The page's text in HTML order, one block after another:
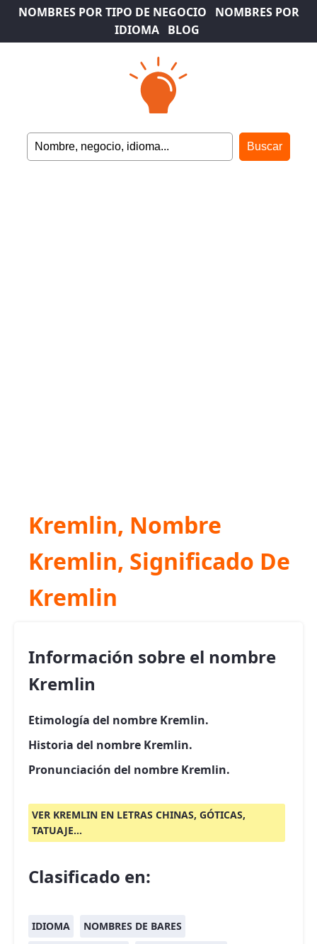
NOMBRES POR TIPO DE NEGOCIO
NOMBRES POR
IDIOMA
BLOG
Kremlin, Nombre
Kremlin, Significado De
Kremlin
Información sobre el nombre
Kremlin
Etimología del nombre Kremlin.
Historia del nombre Kremlin.
Pronunciación del nombre Kremlin.
VER KREMLIN EN LETRAS CHINAS, GÓTICAS,
TATUAJE...
Clasificado en:
IDIOMA
NOMBRES DE BARES